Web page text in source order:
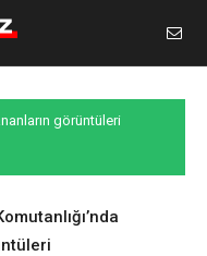
görüntüleri